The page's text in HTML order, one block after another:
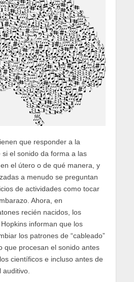
que responder a la
el sonido da forma a las
el útero o de qué manera, y
a menudo se preguntan
de actividades como tocar
Ahora, en
recién nacidos, los
informan que los
los patrones de “cableado”
que procesan el sonido antes
científicos e incluso antes de